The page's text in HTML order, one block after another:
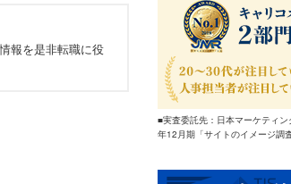
報を是非転職に役
■実査委託先：日本マーケティ
年12月期「サイトのイメージ調査